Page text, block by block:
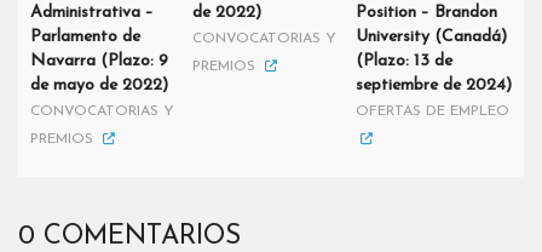
Administrativa –
Parlamento de
Navarra (Plazo: 9
de mayo de 2022)
CONVOCATORIAS Y
PREMIOS
de 2022)
CONVOCATORIAS Y
PREMIOS
Position – Brandon
University (Canadá)
(Plazo: 13 de
septiembre de 2024)
OFERTAS DE EMPLEO
0 COMENTARIOS